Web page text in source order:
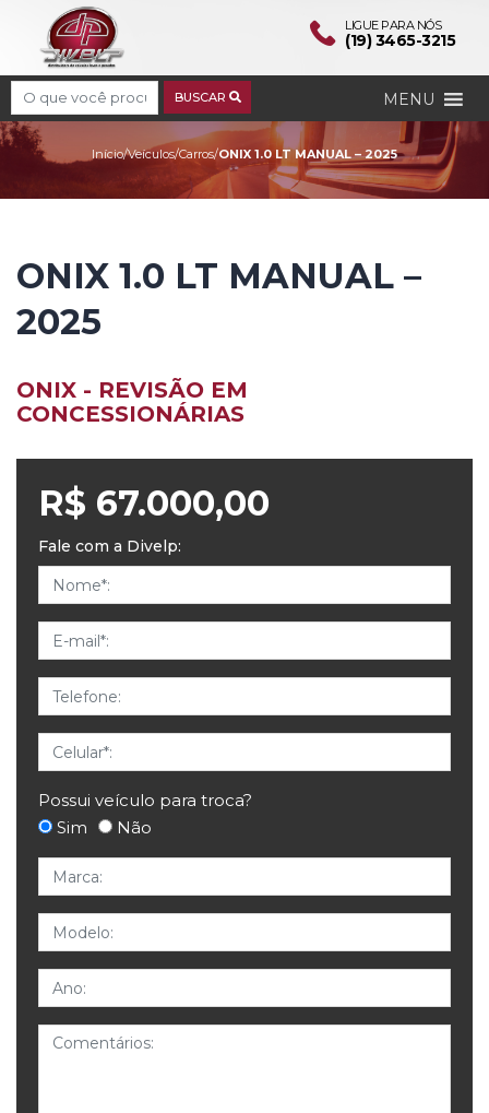
LIGUE PARA NÓS
(19) 3465-3215
Search BUSCAR MENU
ONIX 1.0 LT MANUAL –
Início/Veículos/Carros/ONIX 1.0 LT MANUAL – 2025
ONIX 1.0 LT MANUAL –
2025
ONIX - REVISÃO EM
CONCESSIONÁRIAS
R$ 67.000,00
Fale com a Divelp:
Nome
E-mail
Telefone
Celular
Possui veículo para troca?
Sim
Não
Marca
Modelo
Ano
Comentários